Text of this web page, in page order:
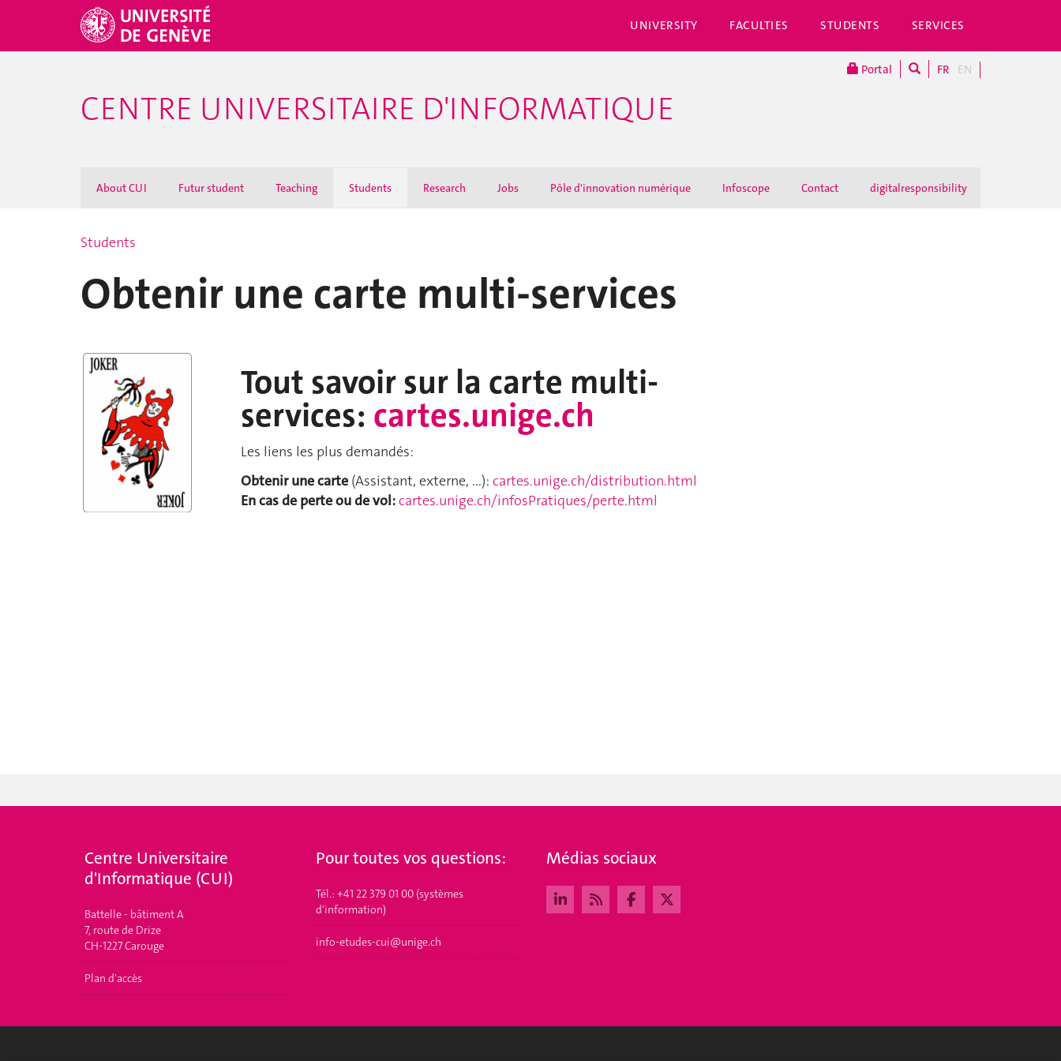
UNIVERSITY FACULTIES STUDENTS SERVICES
Portal FR EN
CENTRE UNIVERSITAIRE D'INFORMATIQUE
About CUI Futur student Teaching Students Research Jobs Pôle d'innovation numérique Infoscope Contact digitalresponsibility
Students
Obtenir une carte multi-services
Tout savoir sur la carte multi-
services: cartes.unige.ch
Les liens les plus demandés:
Obtenir une carte (Assistant, externe, ...): cartes.unige.ch/distribution.html
En cas de perte ou de vol:cartes.unige.ch/infosPratiques/perte.html
Centre Universitaire
d'Informatique (CUI)
Battelle - bâtiment A
7, route de Drize
CH-1227 Carouge
Plan d'accès
Pour toutes vos questions:
Tél.: +41 22 379 01 00 (systèmes
d'information)
info-etudes-cui@unige.ch
Médias sociaux